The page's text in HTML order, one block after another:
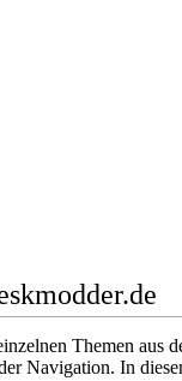
Themen
Navigation. In